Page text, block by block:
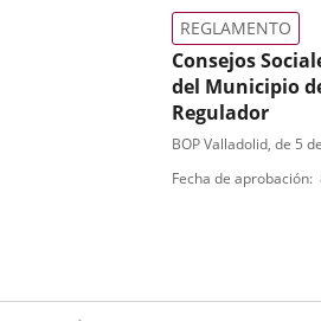
Consejos
del Municipio
Regulador
Tipo
de
REGLAMENTO
Referencia
BOP Valladolid, de 5
Fecha de aprobación